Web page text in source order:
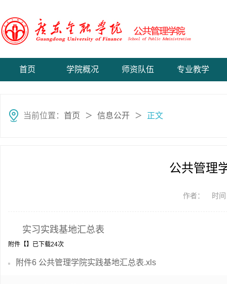
首页 学院概况 师资队伍 专业教学
当前位置： 首页 ＞ 信息公开 ＞ 正文
公共管理
作者： 时
实习实践基地汇总表
附件【
附件6 公共管理学院实践基地汇总表.xls
】已下载24次